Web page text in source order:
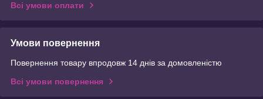
Всі умови оплати
Умови повернення
Повернення товару впродовж 14 днів за домовленістю
Всі умови повернення